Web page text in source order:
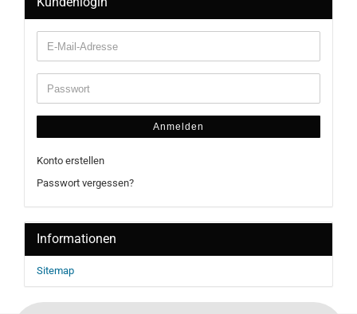
Anmelden
Konto erstellen
Passwort vergessen?
Informationen
Sitemap